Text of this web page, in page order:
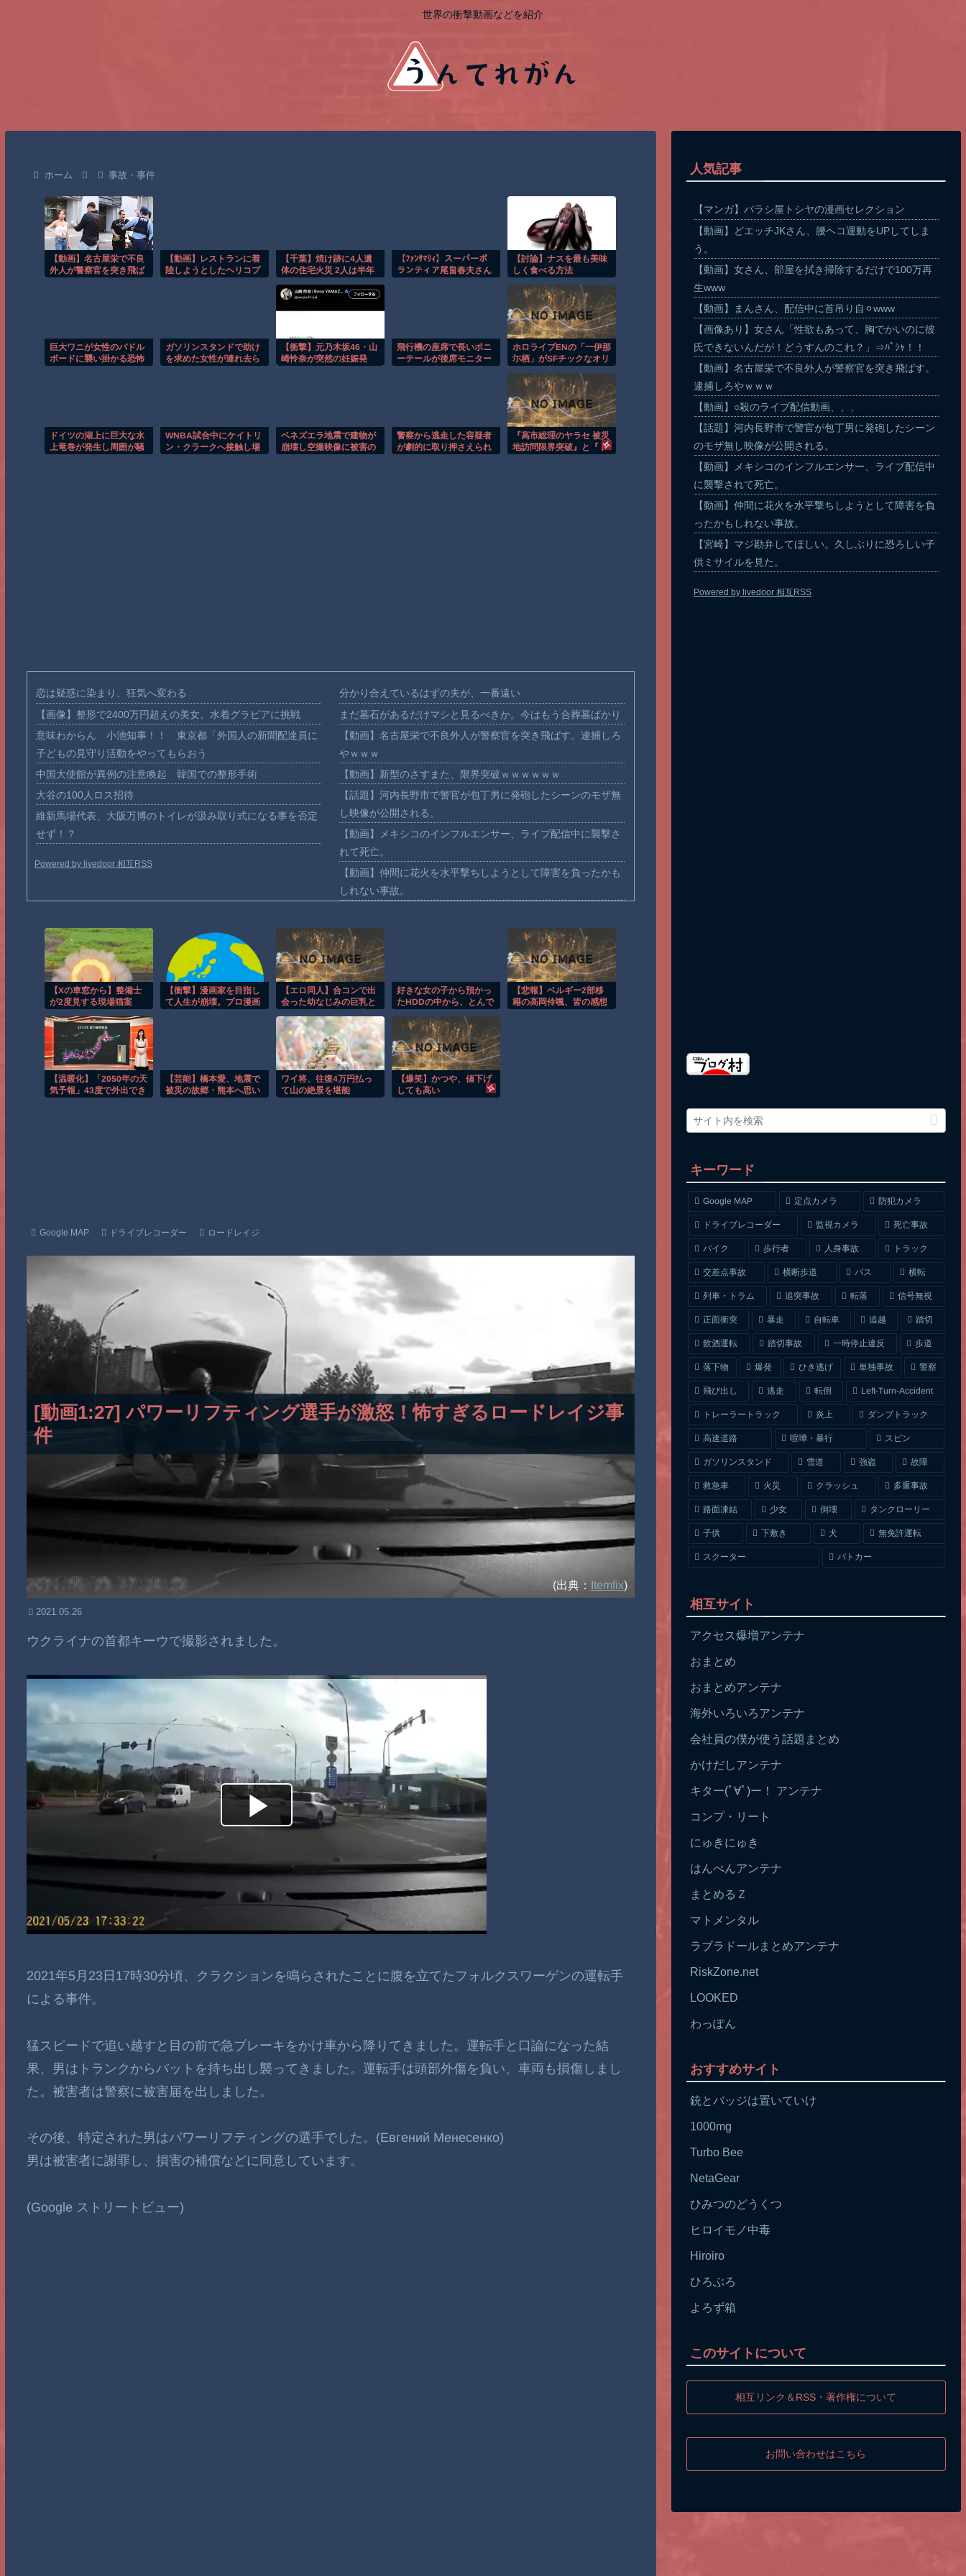
世界の衝撃動画などを紹介
ホーム 事故・事件
【動画】名古屋栄で不良
外人が警察官を突き飛ば
【動画】レストランに着
陸しようとしたヘリコプ
【千葉】焼け跡に4人遺
体の住宅火災 2人は半年
【ﾌｧﾝｻﾏﾘｨ】スーパーボ
ランティア尾畠春夫さん
【討論】ナスを最も美味
しく食べる方法
巨大ワニが女性のパドル
ボードに襲い掛かる恐怖
ガソリンスタンドで助け
を求めた女性が連れ去ら
【衝撃】元乃木坂46・山
崎怜奈が突然の妊娠発
飛行機の座席で長いポニ
ーテールが後席モニター
ホロライブENの「一伊那
尓栖」がSFチックなオリ
ィギュアとなってデザイ
ンココから登場
ドイツの湖上に巨大な水
上竜巻が発生し周囲が騒
WNBA試合中にケイトリ
ン・クラークへ接触し場
ベネズエラ地震で建物が
崩壊し空撮映像に被害の
警察から逃走した容疑者
が劇的に取り押さえられ
『高市総理のヤラセ 被災
地訪問限界突破』と『ド
恋は疑惑に染まり、狂気へ変わる
【画像】整形で2400万円超えの美女、水着グラビアに挑戦
意味わからん 小池知事！！ 東京都「外国人の新聞配達員に
子どもの見守り活動をやってもらおう
中国大使館が異例の注意喚起 韓国での整形手術
大谷の100人ロス招待
維新馬場代表、大阪万博のトイレが汲み取り式になる事を否定
せず！？
Powered by livedoor 相互RSS
分かり合えているはずの夫が、一番遠い
まだ墓石があるだけマシと見るべきか。今はもう合葬墓ばかり
【動画】名古屋栄で不良外人が警察官を突き飛ばす。逮捕しろ
やｗｗｗ
【動画】新型のさすまた、限界突破ｗｗｗｗｗｗ
【話題】河内長野市で警官が包丁男に発砲したシーンのモザ無
し映像が公開される。
【動画】メキシコのインフルエンサー、ライブ配信中に襲撃さ
れて死亡。
【動画】仲間に花火を水平撃ちしようとして障害を負ったかも
しれない事故。
ルを見た。
【謎】広島県が頑なに「はだしのゲンコラボ喫茶」をやらない
理由
ヒロインが死ぬアニメって四月は君の嘘くらいしかないような
オレたちひょうきん族の懺悔室なんてナウなヤングは知らんだ
ろ
Powered by livedoor 相互RSS
【Xの車窓から】整備士
が2度見する現場猫案
【衝撃】漫画家を目指し
て人生が崩壊。プロ漫画
【エロ同人】合コンで出
会った幼なじみの巨乳と
で描く青春の夜ｗ
好きな女の子から預かっ
たHDDの中から、とんで
まった
【悲報】ベルギー2部移
籍の高岡伶颯、皆の感想
【温暖化】「2050年の天
気予報」43度で外出でき
【芸能】橋本愛、地震で
被災の故郷・熊本へ思い
ワイ将、往復4万円払っ
て山の絶景を堪能
【爆笑】かつや、値下げ
しても高い
Google MAP ドライブレコーダー ロードレイジ
[動画1:27] パワーリフティング選手が激怒！怖すぎるロードレイジ事
件
(出典： Itemfix)
2021.05.26
ウクライナの首都キーウで撮影されました。
2021年5月23日17時30分頃、クラクションを鳴らされたことに腹を立てたフォルクスワーゲンの運転手
による事件。
猛スピードで追い越すと目の前で急ブレーキをかけ車から降りてきました。運転手と口論になった結
果、男はトランクからバットを持ち出し襲ってきました。運転手は頭部外傷を負い、車両も損傷しまし
た。被害者は警察に被害届を出しました。
その後、特定された男はパワーリフティングの選手でした。(Евгений Менесенко)
男は被害者に謝罪し、損害の補償などに同意しています。
(Google ストリートビュー)
人気記事
【マンガ】バラシ屋トシヤの漫画セレクション
【動画】どエッチJKさん、腰ヘコ運動をUPしてしま
う。
【動画】女さん、部屋を拭き掃除するだけで100万再
生www
【動画】まんさん、配信中に首吊り自⚪︎www
【画像あり】女さん「性欲もあって、胸でかいのに彼
氏できないんだが！どうすんのこれ？」⇒ﾊﾟｼｬ！！
【動画】名古屋栄で不良外人が警察官を突き飛ばす。
逮捕しろやｗｗｗ
【動画】○殺のライブ配信動画、、、
【話題】河内長野市で警官が包丁男に発砲したシーン
のモザ無し映像が公開される。
【動画】メキシコのインフルエンサー、ライブ配信中
に襲撃されて死亡。
【動画】仲間に花火を水平撃ちしようとして障害を負
ったかもしれない事故。
【宮崎】マジ勘弁してほしい。久しぶりに恐ろしい子
供ミサイルを見た。
Powered by livedoor 相互RSS
キーワード
Google MAP 定点カメラ 防犯カメラ
ドライブレコーダー 監視カメラ 死亡事故
バイク 歩行者 人身事故 トラック
交差点事故 横断歩道 バス 横転
列車・トラム 追突事故 転落 信号無視
正面衝突 暴走 自転車 追越 踏切
飲酒運転 踏切事故 一時停止違反 歩道
落下物 爆発 ひき逃げ 単独事故 警察
飛び出し 逃走 転倒 Left-Turn-Accident
トレーラートラック 炎上 ダンプトラック
高速道路 喧嘩・暴行 スピン
ガソリンスタンド 雪道 強盗 故障
救急車 火災 クラッシュ 多重事故
路面凍結 少女 倒壊 タンクローリー
子供 下敷き 犬 無免許運転
スクーター パトカー
相互サイト
アクセス爆増アンテナ
おまとめ
おまとめアンテナ
海外いろいろアンテナ
会社員の僕が使う話題まとめ
かけだしアンテナ
キター(ﾟ∀ﾟ)ー！ アンテナ
コンプ・リート
にゅきにゅき
はんぺんアンテナ
まとめるＺ
マトメンタル
ラブラドールまとめアンテナ
RiskZone.net
LOOKED
わっぽん
おすすめサイト
銃とバッジは置いていけ
1000mg
Turbo Bee
NetaGear
ひみつのどうくつ
ヒロイモノ中毒
Hiroiro
ひろぶろ
よろず箱
このサイトについて
相互リンク＆RSS・著作権について
お問い合わせはこちら